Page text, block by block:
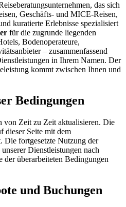
das sich
Geschäfts- und MICE-Reisen,
kuratierte Erlebnisse spezialisiert
für die zugrunde liegenden
Bodenoperateure,
– zusammenfassend
in Ihrem Namen. Der
kommt zwischen Ihnen und
Bedingungen
von Zeit zu Zeit aktualisieren. Die
dieser Seite mit dem
fortgesetzte Nutzung der
Dienstleistungen nach
überarbeiteten Bedingungen
und Buchungen